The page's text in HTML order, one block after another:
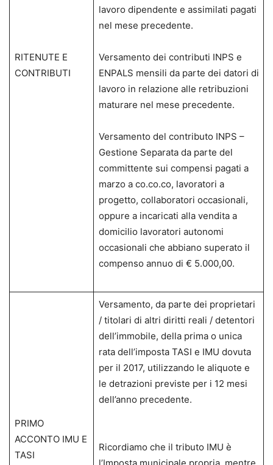
RITENUTE E
CONTRIBUTI
lavoro dipendente e assimilati pagati
nel mese precedente.
Versamento dei contributi INPS e
ENPALS mensili da parte dei datori di
lavoro in relazione alle retribuzioni
maturare nel mese precedente.
Versamento del contributo INPS –
Gestione Separata da parte del
committente sui compensi pagati a
marzo a co.co.co, lavoratori a
progetto, collaboratori occasionali,
oppure a incaricati alla vendita a
domicilio lavoratori autonomi
occasionali che abbiano superato il
compenso annuo di € 5.000,00.
PRIMO
ACCONTO IMU E
TASI
Versamento, da parte dei proprietari
/ titolari di altri diritti reali / detentori
dell’immobile, della prima o unica
rata dell’imposta TASI e IMU dovuta
per il 2017, utilizzando le aliquote e
le detrazioni previste per i 12 mesi
dell’anno precedente.
Ricordiamo che il tributo IMU è